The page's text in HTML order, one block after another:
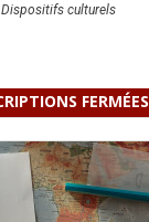
FERMÉES
Dispositifs culturels